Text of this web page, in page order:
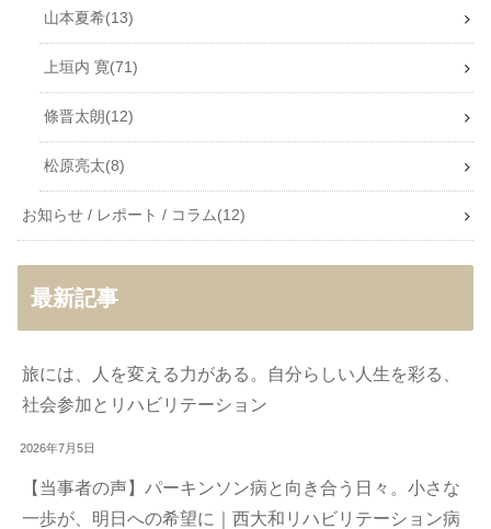
山本夏希 13
上垣内 寛 71
條晋太朗 12
松原亮太 8
お知らせ / レポート / コラム 12
最新記事
旅には、人を変える力がある。自分らしい人生を彩る、
社会参加とリハビリテーション
2026年7月5日
【当事者の声】パーキンソン病と向き合う日々。小さな
一歩が、明日への希望に｜西大和リハビリテーション病